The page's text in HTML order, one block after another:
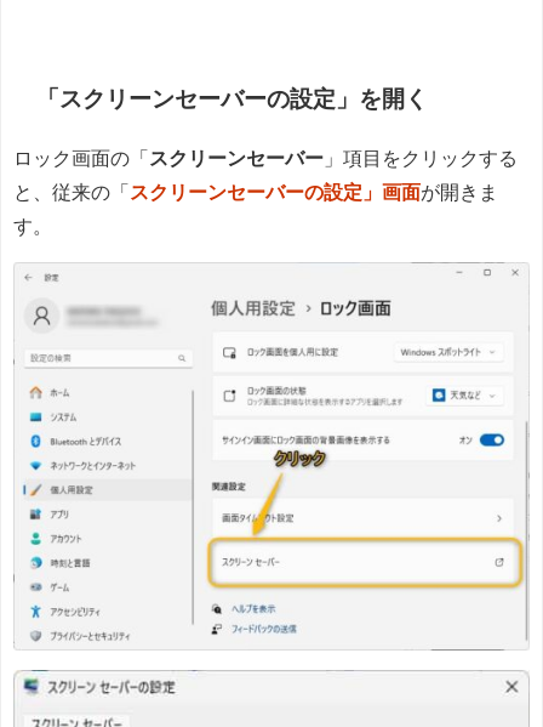
「スクリーンセーバーの設定」を開く
ロック画面の「 スクリーンセーバー 」項目をクリックする
と、従来の「 スクリーンセーバーの設定」画面が開きま
す。